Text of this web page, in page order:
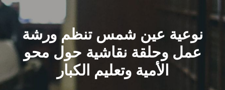
القطاعـات
الشئون الأكاديمية
البحث العلمي
نوعية عين شمس تنظم ورشة
عمل وحلقة نقاشية حول محو
الأمية وتعليم الكبار